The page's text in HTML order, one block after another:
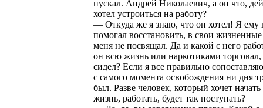
пускал. Андрей Николаевич, а он что,
хотел устроиться на работу?
— Откуда же я знаю, что он хотел! Я ему
помогал восстановить, в свои
меня не посвящал. Да и какой с него
он всю жизнь или наркотиками
сидел? Если я все правильно
с самого момента освобождения ни дня
был. Разве человек, который хочет
жизнь, работать, будет так поступать?